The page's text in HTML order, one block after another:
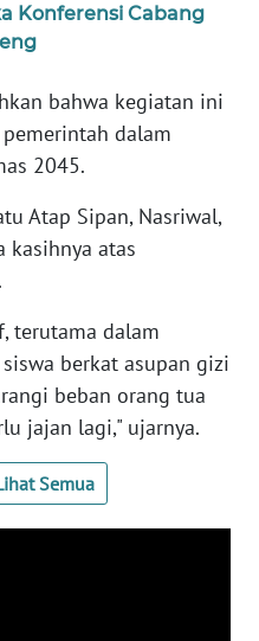
Konferensi Cabang
bahwa kegiatan ini
dalam
2045.
Atap Sipan, Nasriwal,
kasihnya atas
terutama dalam
berkat asupan gizi
beban orang tua
jajan lagi," ujarnya.
Semua